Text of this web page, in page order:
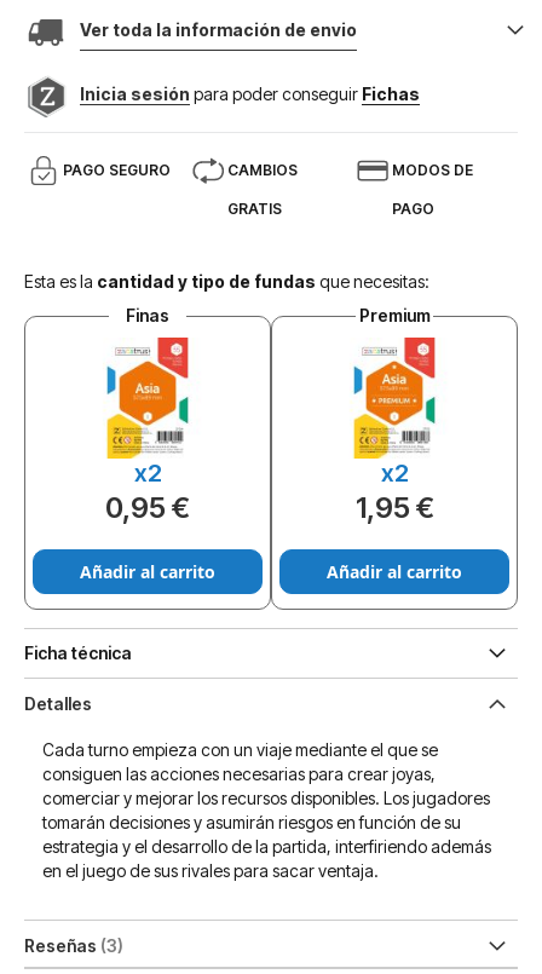
Ver toda la información de envio
Inicia sesión para poder conseguir Fichas
PAGO SEGURO CAMBIOS
GRATIS
MODOS DE
PAGO
Esta es la cantidad y tipo de fundas que necesitas:
Finas
x2
0,95 €
Añadir al carrito
Premium
x2
1,95 €
Añadir al carrito
Ficha técnica
Detalles
Cada turno empieza con un viaje mediante el que se
consiguen las acciones necesarias para crear joyas,
comerciar y mejorar los recursos disponibles. Los jugadores
tomarán decisiones y asumirán riesgos en función de su
estrategia y el desarrollo de la partida, interfiriendo además
en el juego de sus rivales para sacar ventaja.
Reseñas 3